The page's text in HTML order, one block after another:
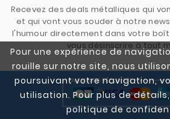
Pour une expérience de
rouille sur notre site, nous
poursuivant votre navigation,
utilisation. Pour plus de
politique de
Recevez des deals métalliques qui
et qui vont vous souder à notre
l'humour directement dans votre
vous désinscrire à tout